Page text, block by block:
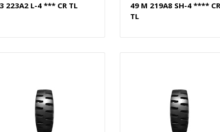
223A2 L-4 *** CR TL
49 M 219A8 SH-4 **** CR
TL